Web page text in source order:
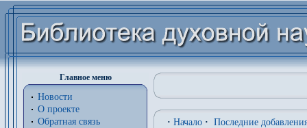
Главное меню
Новости
О проекте
Обратная связь
· Начало · Последние